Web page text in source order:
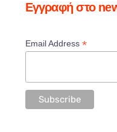
Εγγραφή στο
Email Address *